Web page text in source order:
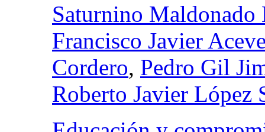
Saturnino Maldonado
Francisco Javier
Cordero, Pedro Gil
Roberto Javier López